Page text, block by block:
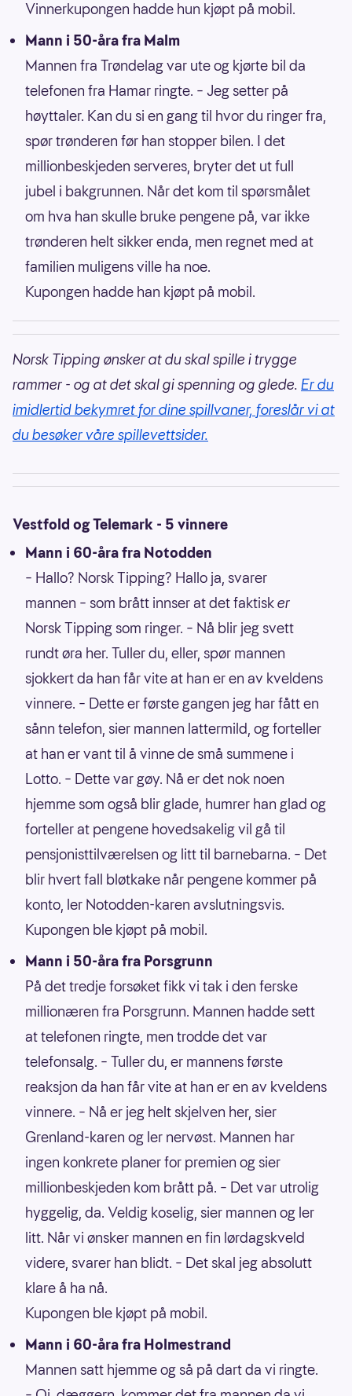
Vinnerkupongen hadde hun kjøpt på mobil.
Mann i 50-åra fra Malm
Mannen fra Trøndelag var ute og kjørte bil da
telefonen fra Hamar ringte. – Jeg setter på
høyttaler. Kan du si en gang til hvor du ringer fra,
spør trønderen før han stopper bilen. I det
millionbeskjeden serveres, bryter det ut full
jubel i bakgrunnen. Når det kom til spørsmålet
om hva han skulle bruke pengene på, var ikke
trønderen helt sikker enda, men regnet med at
familien muligens ville ha noe.
Kupongen hadde han kjøpt på mobil.
Norsk Tipping ønsker at du skal spille i trygge
rammer - og at det skal gi spenning og glede. Er du
imidlertid bekymret for dine spillvaner, foreslår vi at
du besøker våre spillevettsider.
Vestfold og Telemark - 5 vinnere
Mann i 60-åra fra Notodden
– Hallo? Norsk Tipping? Hallo ja, svarer
mannen – som brått innser at det faktisker
Norsk Tipping som ringer. – Nå blir jeg svett
rundt øra her. Tuller du, eller, spør mannen
sjokkert da han får vite at han er en av kveldens
vinnere. – Dette er første gangen jeg har fått en
sånn telefon, sier mannen lattermild, og forteller
at han er vant til å vinne de små summene i
Lotto. – Dette var gøy. Nå er det nok noen
hjemme som også blir glade, humrer han glad og
forteller at pengene hovedsakelig vil gå til
pensjonisttilværelsen og litt til barnebarna. – Det
blir hvert fall bløtkake når pengene kommer på
konto, ler Notodden-karen avslutningsvis.
Kupongen ble kjøpt på mobil.
Mann i 50-åra fra Porsgrunn
På det tredje forsøket fikk vi tak i den ferske
millionæren fra Porsgrunn. Mannen hadde sett
at telefonen ringte, men trodde det var
telefonsalg. – Tuller du, er mannens første
reaksjon da han får vite at han er en av kveldens
vinnere. – Nå er jeg helt skjelven her, sier
Grenland-karen og ler nervøst. Mannen har
ingen konkrete planer for premien og sier
millionbeskjeden kom brått på. – Det var utrolig
hyggelig, da. Veldig koselig, sier mannen og ler
litt. Når vi ønsker mannen en fin lørdagskveld
videre, svarer han blidt. – Det skal jeg absolutt
klare å ha nå.
Kupongen ble kjøpt på mobil.
Mann i 60-åra fra Holmestrand
Mannen satt hjemme og så på dart da vi ringte.